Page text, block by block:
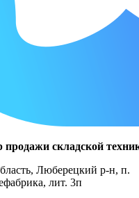
складской
Люберецкий р-н, п.
лит. 3п